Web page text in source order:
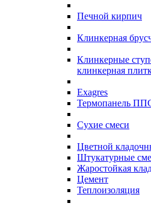
Печной кирпич
Клинкерная
Клинкерные
клинкерная
Exagres
Термопанель
Сухие смеси
Цветной
Штукатурные
Жаростойкая
Цемент
Теплоизоляция